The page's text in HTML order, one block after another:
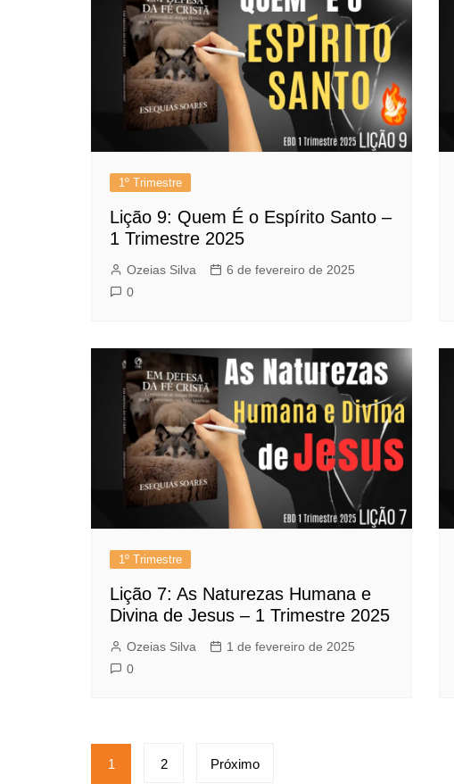
1º Trimestre
Lição 9: Quem É o Espírito Santo –
1 Trimestre 2025
Ozeias Silva
6 de fevereiro de 2025
0
1º Trimestre
Lição 7: As Naturezas Humana e
Divina de Jesus – 1 Trimestre 2025
Ozeias Silva
1 de fevereiro de 2025
0
Paginação
1 2 Próximo